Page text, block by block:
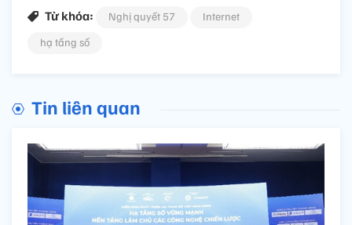
Từ khóa: Nghị quyết 57
Internet
hạ tầng số
Tin liên quan